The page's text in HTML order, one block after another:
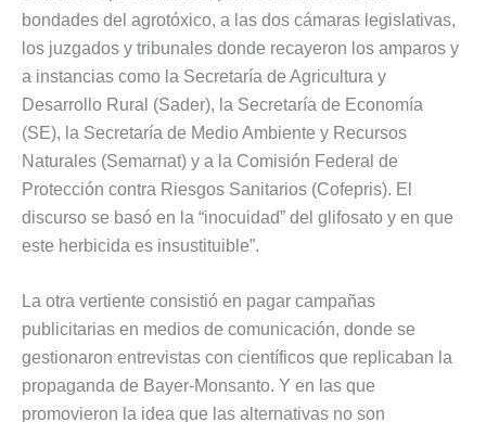
bondades del agrotóxico, a las dos cámaras legislativas,
los juzgados y tribunales donde recayeron los amparos y
a instancias como la Secretaría de Agricultura y
Desarrollo Rural (Sader), la Secretaría de Economía
(SE), la Secretaría de Medio Ambiente y Recursos
Naturales (Semarnat) y a la Comisión Federal de
Protección contra Riesgos Sanitarios (Cofepris). El
discurso se basó en la “inocuidad” del glifosato y en que
este herbicida es insustituible”.
La otra vertiente consistió en pagar campañas
publicitarias en medios de comunicación, donde se
gestionaron entrevistas con científicos que replicaban la
propaganda de Bayer-Monsanto. Y en las que
promovieron la idea que las alternativas no son